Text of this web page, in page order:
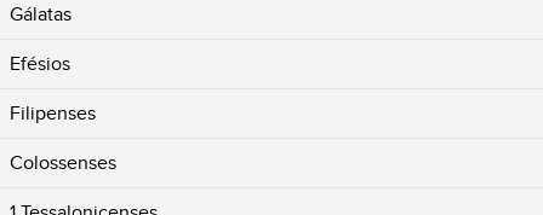
Gálatas
Efésios
Filipenses
Colossenses